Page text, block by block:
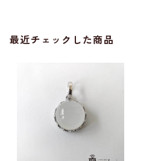
最近チェックした商品